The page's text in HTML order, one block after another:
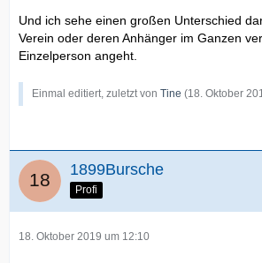
Und ich sehe einen großen Unterschied
Verein oder deren Anhänger im Ganzen
Einzelperson angeht.
Einmal editiert, zuletzt von Tine (18. Oktober
1899Bursche
Profi
18. Oktober 2019 um 12:10